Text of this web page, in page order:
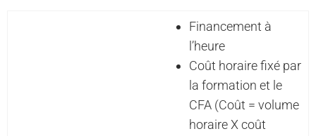
Financement à
l’heure
Coût horaire fixé par
la formation et le
CFA (Coût = volume
horaire X coût